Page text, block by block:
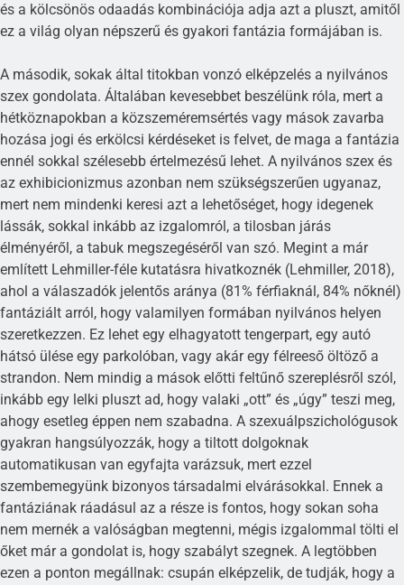
és a kölcsönös odaadás kombinációja adja azt a pluszt, amitől
ez a világ olyan népszerű és gyakori fantázia formájában is.
A második, sokak által titokban vonzó elképzelés a nyilvános
szex gondolata. Általában kevesebbet beszélünk róla, mert a
hétköznapokban a közszeméremsértés vagy mások zavarba
hozása jogi és erkölcsi kérdéseket is felvet, de maga a fantázia
ennél sokkal szélesebb értelmezésű lehet. A nyilvános szex és
az exhibicionizmus azonban nem szükségszerűen ugyanaz,
mert nem mindenki keresi azt a lehetőséget, hogy idegenek
lássák, sokkal inkább az izgalomról, a tilosban járás
élményéről, a tabuk megszegéséről van szó. Megint a már
említett Lehmiller-féle kutatásra hivatkoznék (Lehmiller, 2018),
ahol a válaszadók jelentős aránya (81% férfiaknál, 84% nőknél)
fantáziált arról, hogy valamilyen formában nyilvános helyen
szeretkezzen. Ez lehet egy elhagyatott tengerpart, egy autó
hátsó ülése egy parkolóban, vagy akár egy félreeső öltöző a
strandon. Nem mindig a mások előtti feltűnő szereplésről szól,
inkább egy lelki pluszt ad, hogy valaki „ott” és „úgy” teszi meg,
ahogy esetleg éppen nem szabadna. A szexuálpszichológusok
gyakran hangsúlyozzák, hogy a tiltott dolgoknak
automatikusan van egyfajta varázsuk, mert ezzel
szembemegyünk bizonyos társadalmi elvárásokkal. Ennek a
fantáziának ráadásul az a része is fontos, hogy sokan soha
nem mernék a valóságban megtenni, mégis izgalommal tölti el
őket már a gondolat is, hogy szabályt szegnek. A legtöbben
ezen a ponton megállnak: csupán elképzelik, de tudják, hogy a